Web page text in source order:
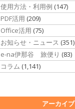
使用方法・利用例 (147)
PDF活用 (209)
Office活用 (75)
お知らせ・ニュース (351)
e-na伊那谷 旅便り (83)
コラム (1,141)
アーカイブ